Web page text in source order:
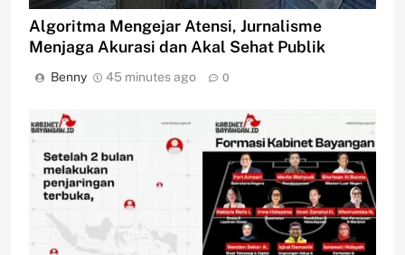
Algoritma Mengejar Atensi, Jurnalisme
Menjaga Akurasi dan Akal Sehat Publik
Benny 45 minutes ago 0